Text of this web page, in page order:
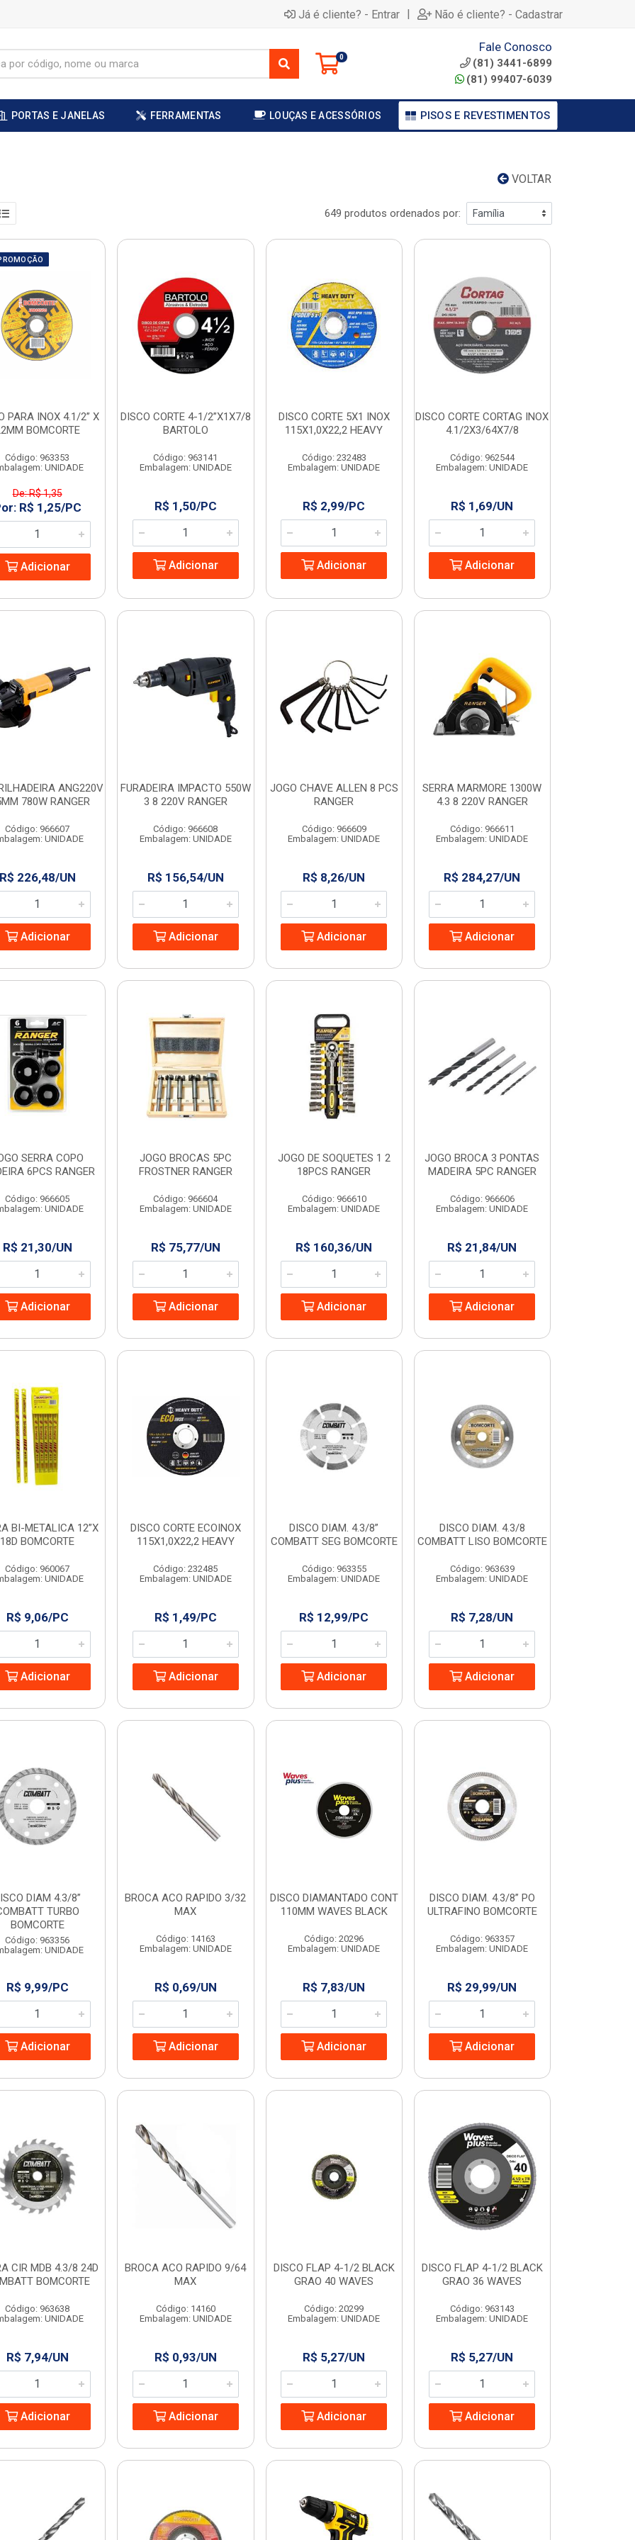
Já é cliente? - Entrar | Não é cliente? - Cadastrar
0
Fale Conosco
(81) 3441-6899
(81) 99407-6039
PORTAS E JANELAS FERRAMENTAS LOUÇAS E ACESSÓRIOS PISOS E REVESTIMENTOS
VOLTAR
649 produtos ordenados por:
PARA INOX 4.1/2” X
BOMCORTE
Código: 963353
UNIDADE
De: R$ 1,35
R$ 1,25/PC
Adicionar
DISCO CORTE 4-1/2”X1X7/8
BARTOLO
Código: 963141
Embalagem: UNIDADE
R$ 1,50/PC
Adicionar
DISCO CORTE 5X1 INOX
115X1,0X22,2 HEAVY
Código: 232483
Embalagem: UNIDADE
R$ 2,99/PC
Adicionar
DISCO CORTE CORTAG INOX
4.1/2X3/64X7/8
Código: 962544
Embalagem: UNIDADE
R$ 1,69/UN
Adicionar
ANG220V
780W RANGER
Código: 966607
UNIDADE
226,48/UN
Adicionar
FURADEIRA IMPACTO 550W
3 8 220V RANGER
Código: 966608
Embalagem: UNIDADE
R$ 156,54/UN
Adicionar
JOGO CHAVE ALLEN 8 PCS
RANGER
Código: 966609
Embalagem: UNIDADE
R$ 8,26/UN
Adicionar
SERRA MARMORE 1300W
4.3 8 220V RANGER
Código: 966611
Embalagem: UNIDADE
R$ 284,27/UN
Adicionar
SERRA COPO
6PCS RANGER
Código: 966605
UNIDADE
R$ 21,30/UN
Adicionar
JOGO BROCAS 5PC
FROSTNER RANGER
Código: 966604
Embalagem: UNIDADE
R$ 75,77/UN
Adicionar
JOGO DE SOQUETES 1 2
18PCS RANGER
Código: 966610
Embalagem: UNIDADE
R$ 160,36/UN
Adicionar
JOGO BROCA 3 PONTAS
MADEIRA 5PC RANGER
Código: 966606
Embalagem: UNIDADE
R$ 21,84/UN
Adicionar
BI-METALICA 12”X
18D BOMCORTE
Código: 960067
UNIDADE
R$ 9,06/PC
Adicionar
DISCO CORTE ECOINOX
115X1,0X22,2 HEAVY
Código: 232485
Embalagem: UNIDADE
R$ 1,49/PC
Adicionar
DISCO DIAM. 4.3/8”
COMBATT SEG BOMCORTE
Código: 963355
Embalagem: UNIDADE
R$ 12,99/PC
Adicionar
DISCO DIAM. 4.3/8
COMBATT LISO BOMCORTE
Código: 963639
Embalagem: UNIDADE
R$ 7,28/UN
Adicionar
DIAM 4.3/8”
TURBO
BOMCORTE
Código: 963356
UNIDADE
R$ 9,99/PC
Adicionar
BROCA ACO RAPIDO 3/32
MAX
Código: 14163
Embalagem: UNIDADE
R$ 0,69/UN
Adicionar
DISCO DIAMANTADO CONT
110MM WAVES BLACK
Código: 20296
Embalagem: UNIDADE
R$ 7,83/UN
Adicionar
DISCO DIAM. 4.3/8” PO
ULTRAFINO BOMCORTE
Código: 963357
Embalagem: UNIDADE
R$ 29,99/UN
Adicionar
CIR MDB 4.3/8 24D
BOMCORTE
Código: 963638
UNIDADE
R$ 7,94/UN
Adicionar
BROCA ACO RAPIDO 9/64
MAX
Código: 14160
Embalagem: UNIDADE
R$ 0,93/UN
Adicionar
DISCO FLAP 4-1/2 BLACK
GRAO 40 WAVES
Código: 20299
Embalagem: UNIDADE
R$ 5,27/UN
Adicionar
DISCO FLAP 4-1/2 BLACK
GRAO 36 WAVES
Código: 963143
Embalagem: UNIDADE
R$ 5,27/UN
Adicionar